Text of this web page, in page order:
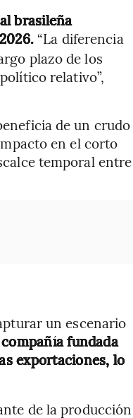
brasileña
“La diferencia
plazo de los
relativo”,
de un crudo
en el corto
temporal entre
un escenario
fundada
exportaciones, lo
de la producción